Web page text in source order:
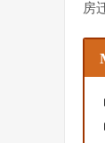
房